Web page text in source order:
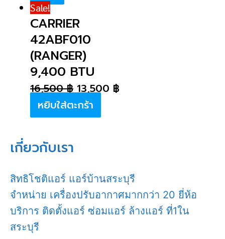
Sale!
CARRIER
42ABF010
(RANGER)
9,400 BTU
16,500฿ 13,500 ฿
หยิบใส่ตะกร้า
เกี่ยวกับเรา
สิทธิโชติแอร์ แอร์บ้านสระบุรี
จำหน่าย เครื่องปรับอากาศมากกว่า 20 ยี่ห้อ
บริการ ติดตั้งแอร์ ซ่อมแอร์ ล้างแอร์ ที่1ใน
สระบุรี